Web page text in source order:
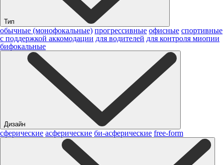
Тип
обычные (монофокальные) прогрессивные офисные спортивные
с поддержкой аккомодации для водителей для контроля миопии
бифокальные
Дизайн
сферические асферические би-асферические free-form